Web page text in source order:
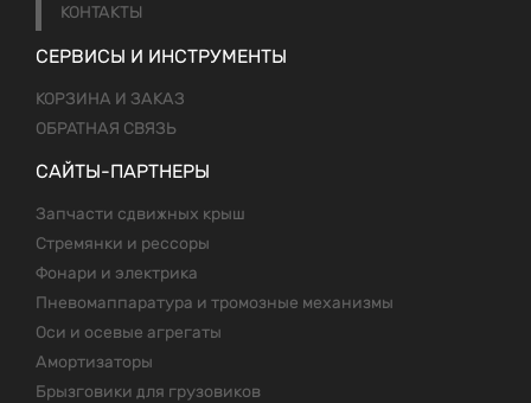
КОНТАКТЫ
СЕРВИСЫ И ИНСТРУМЕНТЫ
КОРЗИНА И ЗАКАЗ
ОБРАТНАЯ СВЯЗЬ
САЙТЫ-ПАРТНЕРЫ
Запчасти сдвижных крыш
Стремянки и рессоры
Фонари и электрика
Пневомаппаратура и тромозные механизмы
Оси и осевые агрегаты
Амортизаторы
Брызговики для грузовиков